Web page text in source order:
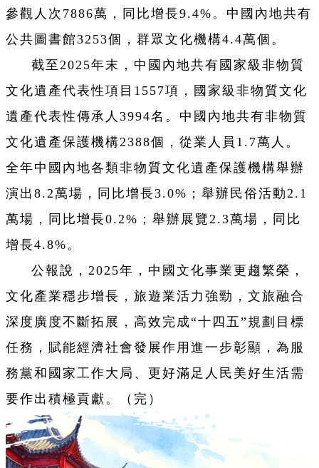
參觀人次7886萬，同比增長9.4%。中國內地共有
公共圖書館3253個，群眾文化機構4.4萬個。
截至2025年末，中國內地共有國家級非物質
文化遺產代表性項目1557項，國家級非物質文化
遺產代表性傳承人3994名。中國內地共有非物質
文化遺產保護機構2388個，從業人員1.7萬人。
全年中國內地各類非物質文化遺產保護機構舉辦
演出8.2萬場，同比增長3.0%；舉辦民俗活動2.1
萬場，同比增長0.2%；舉辦展覽2.3萬場，同比
增長4.8%。
公報說，2025年，中國文化事業更趨繁榮，
文化產業穩步增長，旅遊業活力強勁，文旅融合
深度廣度不斷拓展，高效完成“十四五”規劃目標
任務，賦能經濟社會發展作用進一步彰顯，為服
務黨和國家工作大局、更好滿足人民美好生活需
要作出積極貢獻。（完）